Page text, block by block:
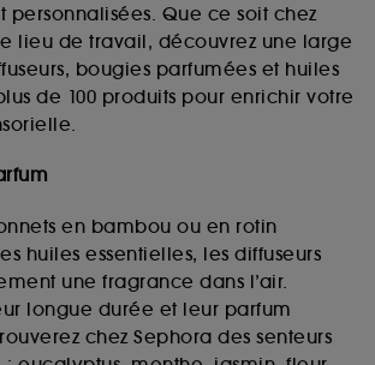
personnalisées. Que ce soit chez
lieu de travail, découvrez une large
bougies parfumées et huiles
de 100 produits pour enrichir votre
en bambou ou en rotin
huiles essentielles, les diffuseurs
une fragrance dans l’air.
longue durée et leur parfum
chez Sephora des senteurs